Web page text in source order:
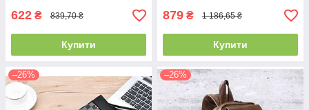
622 ₴ 839,70 ₴
Купити
879 ₴ 1 186,65 ₴
Купити
–26% –26%